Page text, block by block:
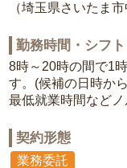
（埼玉県さいたま
勤務時間・シフト
8時～20時の間で1
す。(候補の日時か
最低就業時間などノ
契約形態
業務委託